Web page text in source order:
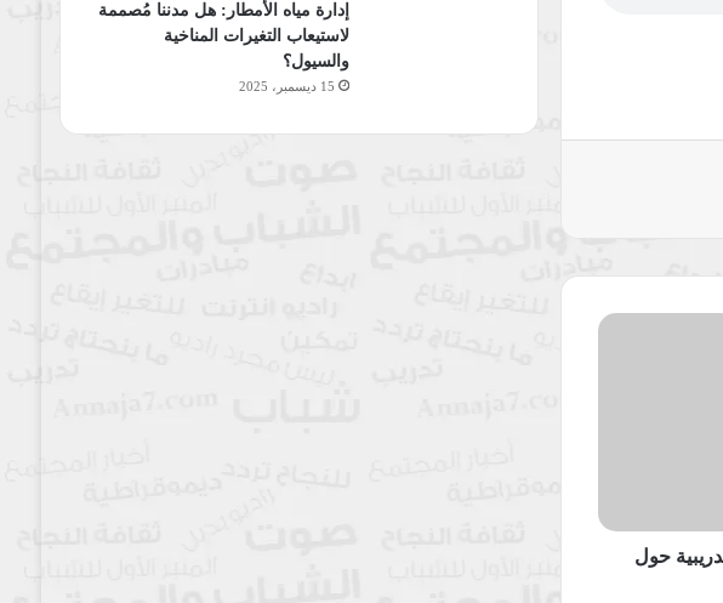
حول
إدارة مياه الأمطار: هل مدننا مُصممة
لاستيعاب التغيرات المناخية
والسيول؟
15 ديسمبر، 2025